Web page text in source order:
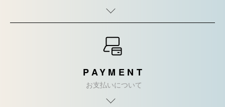
PAYMENT
お支払いについて